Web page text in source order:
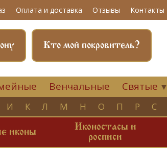
Оплата и доставка Отзывы Контакты
Кто мой покровитель?
Венчальные Святые ▼
И К Л М Н О П Р С
иконы
Иконостасы и
росписи